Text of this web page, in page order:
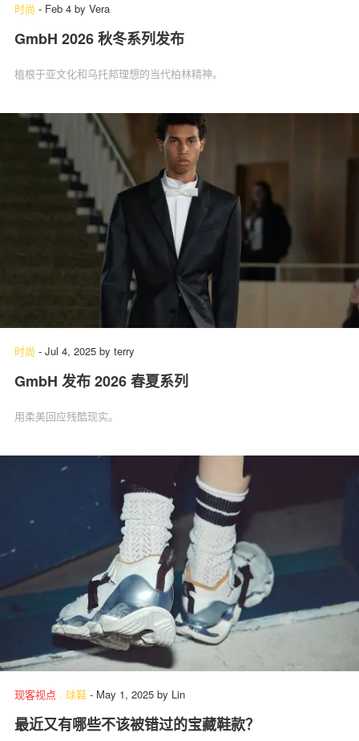
时尚 - Feb 4 by Vera
GmbH 2026 秋冬系列发布
植根于亚文化和乌托邦理想的当代柏林精神。
时尚 - Jul 4, 2025 by terry
GmbH 发布 2026 春夏系列
用柔美回应残酷现实。
现客视点 . 球鞋 - May 1, 2025 by Lin
最近又有哪些不该被错过的宝藏鞋款？